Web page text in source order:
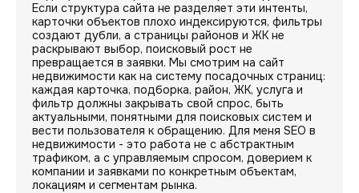
Если структура сайта не разделяет эти интенты,
карточки объектов плохо индексируются, фильтры
создают дубли, а страницы районов и ЖК не
раскрывают выбор, поисковый рост не
превращается в заявки. Мы смотрим на сайт
недвижимости как на систему посадочных страниц:
каждая карточка, подборка, район, ЖК, услуга и
фильтр должны закрывать свой спрос, быть
актуальными, понятными для поисковых систем и
вести пользователя к обращению. Для меня SEO в
недвижимости - это работа не с абстрактным
трафиком, а с управляемым спросом, доверием к
компании и заявками по конкретным объектам,
локациям и сегментам рынка.